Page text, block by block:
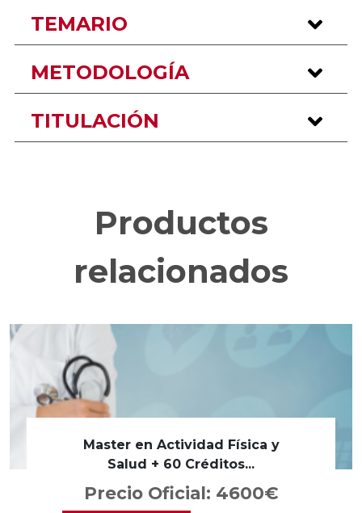
TEMARIO
METODOLOGÍA
TITULACIÓN
Productos
relacionados
Master en Actividad Física y
Salud + 60 Créditos...
Precio Oficial: 4600€